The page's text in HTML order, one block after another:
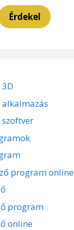
Érdekel
alkalmazás
szoftver
program online
program
online